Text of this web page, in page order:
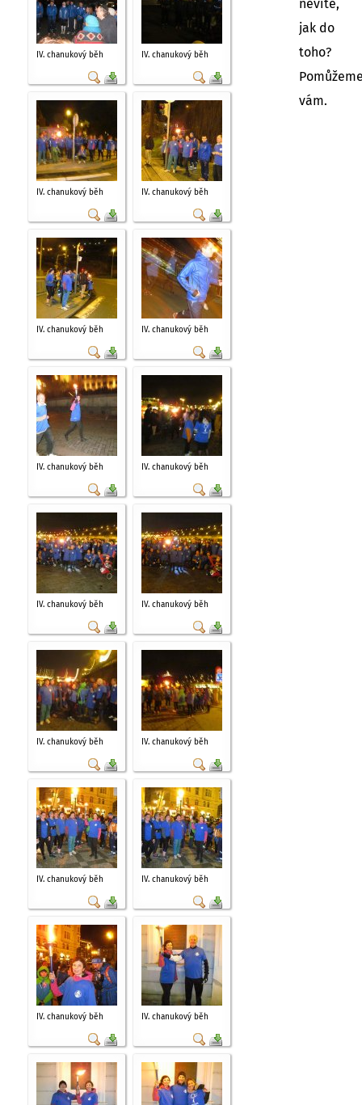
IV. chanukový běh IV. chanukový běh
IV. chanukový běh IV. chanukový běh
IV. chanukový běh IV. chanukový běh
IV. chanukový běh IV. chanukový běh
IV. chanukový běh IV. chanukový běh
IV. chanukový běh IV. chanukový běh
IV. chanukový běh IV. chanukový běh
IV. chanukový běh IV. chanukový běh
nevíte,
jak do
toho?
vám.